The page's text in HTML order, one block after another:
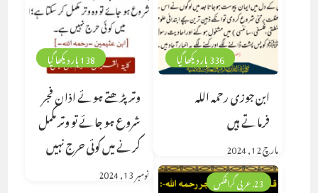
138 بار دیکھا گیا
وتر پڑھتے ہوئے اذان فجر
شروع ہو جائے تو وتر مکمل
کرنے میں کوئی حرج نہیں
نومبر 13, 2024
336 بار دیکھا گیا
ابن جوزی رحمہ اللہ
فرماتے ہیں
مارچ 12, 2024
23. عربی گرافکس